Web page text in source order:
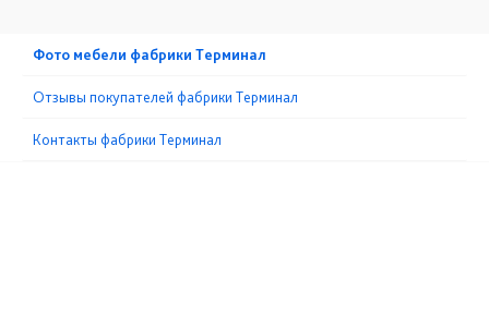
Фото мебели фабрики Терминал
Отзывы покупателей фабрики Терминал
Контакты фабрики Терминал